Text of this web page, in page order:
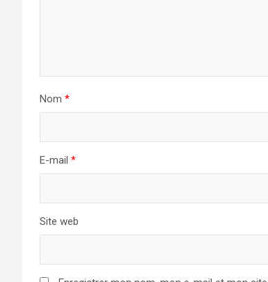
Nom *
E-mail *
Site web